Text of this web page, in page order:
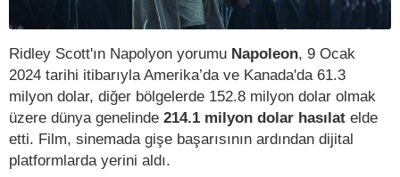
Ridley Scott'ın Napolyon yorumu Napoleon, 9 Ocak
2024 tarihi itibarıyla Amerika’da ve Kanada'da 61.3
milyon dolar, diğer bölgelerde 152.8 milyon dolar olmak
üzere dünya genelinde 214.1 milyon dolar hasılat elde
etti. Film, sinemada gişe başarısının ardından dijital
platformlarda yerini aldı.